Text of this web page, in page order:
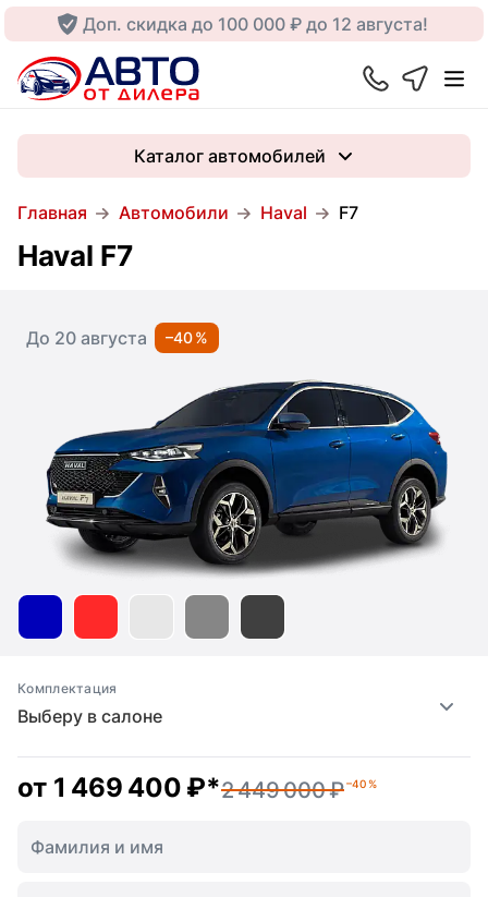
Доп. скидка до 100 000 ₽ до 12 августа!
Главная Автомобили Haval F7
Каталог автомобилей
Haval F7
До 20 августа –40 %
Выберу в салоне
Комплектация
от 1 469 400 ₽*2 449 000 ₽–40 %